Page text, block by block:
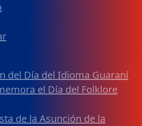
del Día del Idioma Guaraní
el Día del Folklore
de la Asunción de la